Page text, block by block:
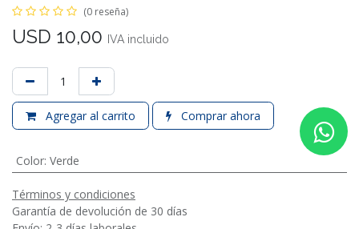
(0 reseña)
USD 10,00 IVA incluido
Agregar al carrito Comprar ahora
Color: Verde
Términos y condiciones
Garantía de devolución de 30 días